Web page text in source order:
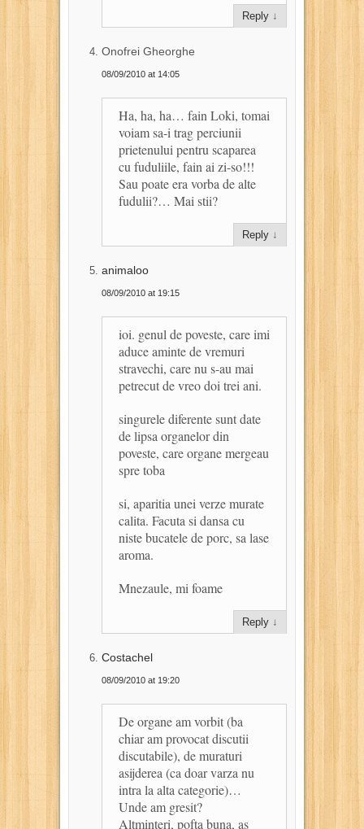
Reply ↓
Onofrei Gheorghe
08/09/2010 at 14:05
Ha, ha, ha… fain Loki, tomai
voiam sa-i trag perciunii
prietenului pentru scaparea
cu fuduliile, fain ai zi-so!!!
Sau poate era vorba de alte
fudulii?… Mai stii?
Reply ↓
animaloo
08/09/2010 at 19:15
ioi. genul de poveste, care imi
aduce aminte de vremuri
stravechi, care nu s-au mai
petrecut de vreo doi trei ani.
singurele diferente sunt date
de lipsa organelor din
poveste, care organe mergeau
spre toba
si, aparitia unei verze murate
calita. Facuta si dansa cu
niste bucatele de porc, sa lase
aroma.
Mnezaule, mi foame
Reply ↓
Costachel
08/09/2010 at 19:20
De organe am vorbit (ba
chiar am provocat discutii
discutabile), de muraturi
asijderea (ca doar varza nu
intra la alta categorie)…
Unde am gresit?
Altminteri, pofta buna, as